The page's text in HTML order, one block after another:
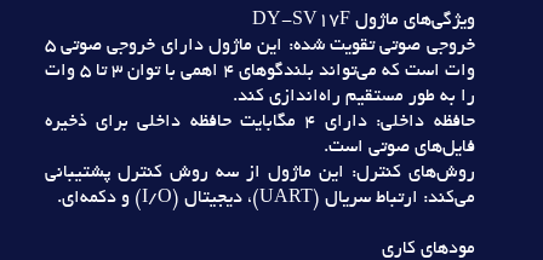
ويژگي‌هاي ماژول DY-SV17F
خروجي صوتي تقويت شده: اين ماژول داراي خروجي صوتي 5
وات است که مي‌تواند بلندگوهاي 4 اهمي با توان 3 تا 5 وات
را به طور مستقيم راه‌اندازي کند.
حافظه داخلي: داراي 4 مگابايت حافظه داخلي براي ذخيره
فايل‌هاي صوتي است.
روش‌هاي کنترل: اين ماژول از سه روش کنترل پشتيباني
مي‌کند: ارتباط سريال (UART)، ديجيتال (I/O) و دکمه‌اي.
مودهاي کاري